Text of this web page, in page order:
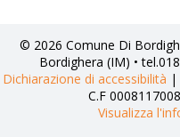
© 2026 Comune Di
Bordighera (IM) •
Dichiarazione di accessibilità |
C.F
Visualizza